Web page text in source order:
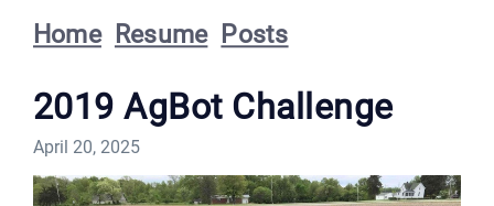
Home Resume Posts
2019 AgBot Challenge
April 20, 2025